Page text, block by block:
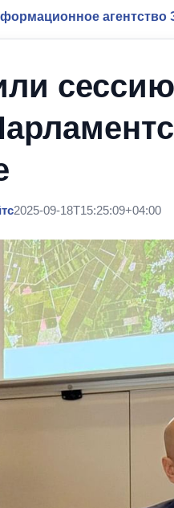
агентство
2025-09-18T15:25:09+04:00